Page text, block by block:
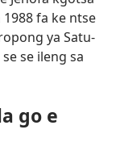
fa ke ntse
ya Satu-
se ileng sa
go e